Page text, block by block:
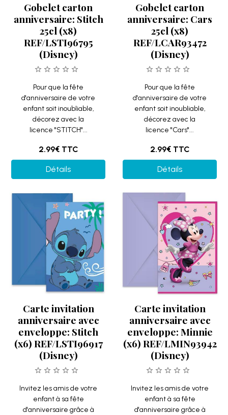
Gobelet carton
anniversaire: Stitch
25cl (x8)
REF/LSTI96795
(Disney)
Pour que la fête
d'anniversaire de votre
enfant soit inoubliable,
décorez avec la
licence "STITCH"...
2.99€ TTC
Détails
Gobelet carton
anniversaire: Cars
25cl (x8)
REF/LCAR93472
(Disney)
Pour que la fête
d'anniversaire de votre
enfant soit inoubliable,
décorez avec la
licence "Cars"...
2.99€ TTC
Détails
Carte invitation
anniversaire avec
enveloppe: Stitch
(x6) REF/LSTI96917
(Disney)
Invitez les amis de votre
enfant à sa fête
d'anniversaire grâce à
Carte invitation
anniversaire avec
enveloppe: Minnie
(x6) REF/LMIN93942
(Disney)
Invitez les amis de votre
enfant à sa fête
d'anniversaire grâce à